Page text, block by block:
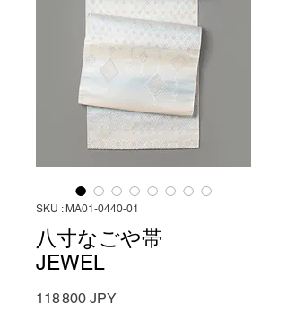
SKU : MA01-0440-01
八寸なごや帯
JEWEL
118 800 JPYPrix